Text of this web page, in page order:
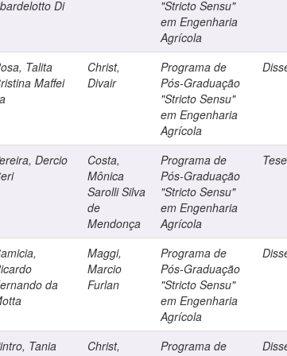
Di
"Stricto Sensu"
em Engenharia
Agrícola
Talita
Maffei
Christ,
Divair
Programa de
Pós-Graduação
"Stricto Sensu"
em Engenharia
Agrícola
Dercio
Costa,
Mônica
Sarolli Silva
de
Mendonça
Programa de
Pós-Graduação
"Stricto Sensu"
em Engenharia
Agrícola
Tese
da
Maggi,
Marcio
Furlan
Programa de
Pós-Graduação
"Stricto Sensu"
em Engenharia
Agrícola
Tania
Christ,
Programa de